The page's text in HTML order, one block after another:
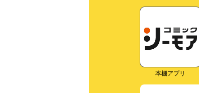
本棚アプリ